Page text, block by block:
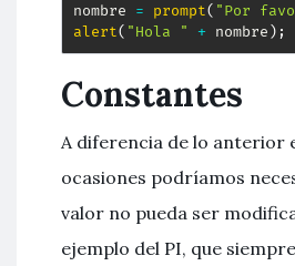
nombre = prompt( "Por
alert( "Hola " + nombre) ;
Constantes
A diferencia de lo anterior
ocasiones podríamos
valor no pueda ser
ejemplo del PI, que